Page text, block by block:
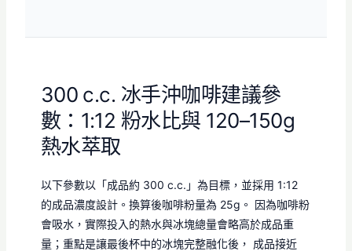
300 c.c. 冰手沖咖啡建議參
數：1:12 粉水比與 120–150g
熱水萃取
以下參數以「成品約 300 c.c.」為目標，並採用 1:12
的成品濃度設計。換算後咖啡粉量為 25g。 因為咖啡粉
會吸水，實際投入的熱水與冰塊總量會略高於成品重
量；重點是讓最後杯中的冰塊完整融化後， 成品接近